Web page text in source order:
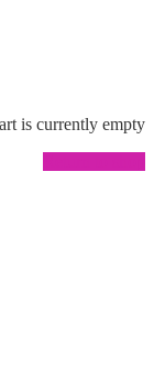
is currently empty.